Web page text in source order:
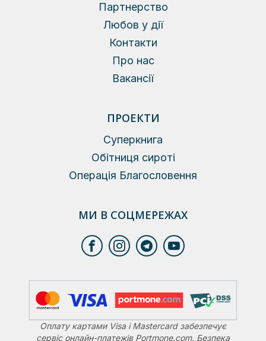
Партнерство
Любов у дії
Контакти
Про нас
Вакансії
ПРОЕКТИ
Суперкнига
Обітниця сироті
Операція Благословення
МИ В СОЦМЕРЕЖАХ
Оплату картами Visa і Mastercard забезпечує
сервіс онлайн-платежів Portmone.com. Безпека